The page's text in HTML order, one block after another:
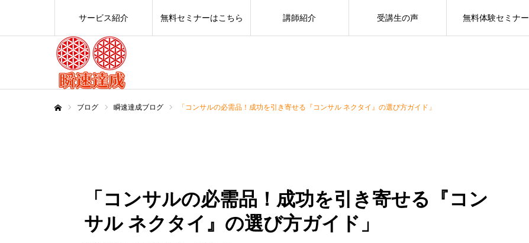
サービス紹介 無料セミナーはこちら 講師紹介 受講生の声 無料体験セミナー
ブログ 瞬速達成ブログ 「コンサルの必需品！成功を引き寄せる『コンサル ネクタイ』の選び方ガイド」
「コンサルの必需品！成功を引き寄せる『コン
サル ネクタイ』の選び方ガイド」